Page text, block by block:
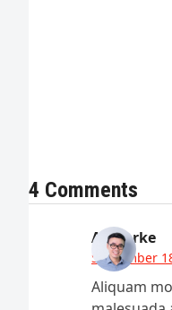
4 Comments
AJ Clarke
September
Aliquam